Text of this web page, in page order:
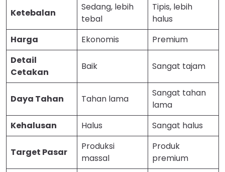
Ketebalan
Sedang, lebih
tebal
Tipis, lebih
halus
Harga
Ekonomis
Premium
Detail
Cetakan
Baik Sangat tajam
Daya Tahan Tahan lama
Sangat tahan
lama
Kehalusan
Halus Sangat halus
Target Pasar
Produksi
massal
Produk
premium